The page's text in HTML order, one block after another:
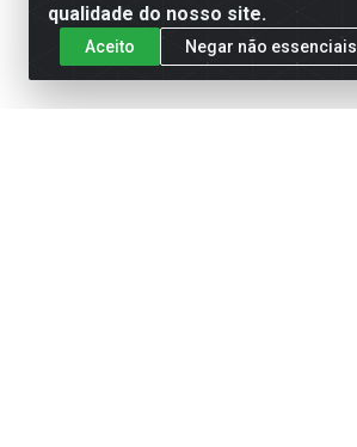
qualidade do nosso site.
Aceito Negar não essenciais